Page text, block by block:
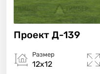
Проект Д-139
Размер
12х12